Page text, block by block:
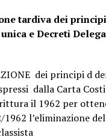
tardiva dei
e Decreti
dei principi d
dalla Carta
il 1962 per
1962 l’eliminazione